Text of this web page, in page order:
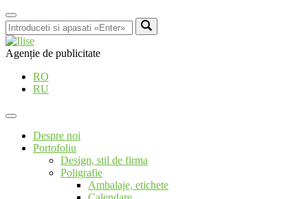
Agenție de publicitate
RO
RU
Despre noi
Portofoliu
Design, stil de firma
Poligrafie
Ambalaje, etichete